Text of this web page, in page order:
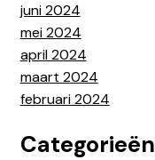
juni 2024
mei 2024
april 2024
maart 2024
februari 2024
Categorieën